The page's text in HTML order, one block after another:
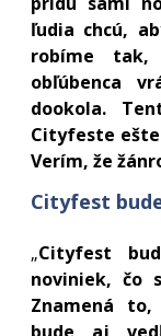
ľudia chcú,
robíme
obľúbenca
dookola.
Cityfeste
Verím, že
Cityfest
„Cityfest
noviniek, čo
Znamená